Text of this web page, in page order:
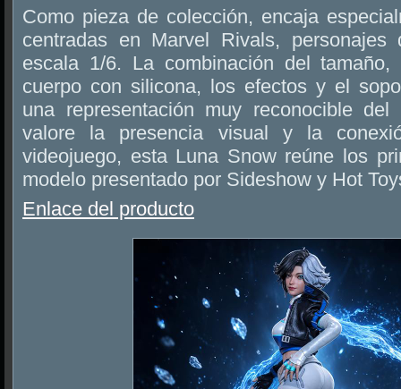
Como pieza de colección, encaja
centradas en Marvel Rivals,
escala 1/6. La combinación del
cuerpo con silicona, los efectos y el
una representación muy reconocible
valore la presencia visual y la
videojuego, esta Luna Snow reúne los
modelo presentado por Sideshow y Hot
Enlace del producto